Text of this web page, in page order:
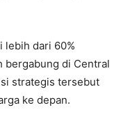
lebih dari 60%
bergabung di Central
strategis tersebut
ke depan.